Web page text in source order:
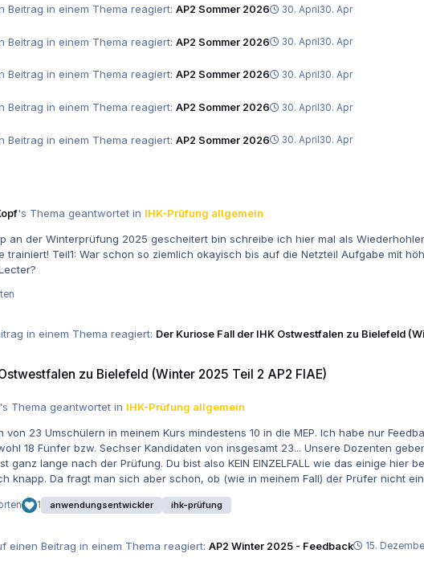
Beitrag in einem Thema reagiert: AP2 Sommer 2026 30. April30. Apr
Beitrag in einem Thema reagiert: AP2 Sommer 2026 30. April 30. Apr
Beitrag in einem Thema reagiert: AP2 Sommer 2026 30. April 30. Apr
Beitrag in einem Thema reagiert: AP2 Sommer 2026 30. April30. Apr
Beitrag in einem Thema reagiert: AP2 Sommer 2026 30. April 30. Apr
's Thema geantwortet in IHK-Prüfung allgemein
an der Winterprüfung 2025 gescheitert bin schreibe ich hier mal als
trainiert! Teil1: War schon so ziemlich okayisch bis auf die Netzteil Aufgabe mit
in einem Thema reagiert: Der Kuriose Fall der IHK Ostwestfalen zu Bielefeld
zu Bielefeld (Winter 2025 Teil 2 AP2 FIAE)
's Thema geantwortet in IHK-Prüfung allgemein
von 23 Umschülern in meinem Kurs mindestens 10 in die MEP. Ich habe nur
18 Fünfer bzw. Sechser Kandidaten von insgesamt 23... Unsere Dozenten
der Prüfung. Du bist also KEIN EINZELFALL wie das einige hier behaupten!!! Leider bin ich selbst betroffen,
knapp. Da fragt man sich aber schon, ob (wie in meinem Fall) der Prüfer nicht
1 anwendungsentwickler ihk-prüfung
einen Beitrag in einem Thema reagiert: AP2 Winter 2025 - Feedback 15.